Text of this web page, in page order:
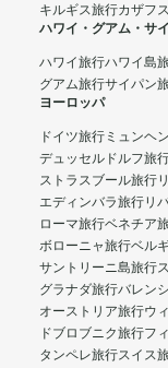
キルギス旅行カザフ
ハワイ・グアム・サ
ハワイ旅行ハワイ島
グアム旅行サイパン
ヨーロッパ
ドイツ旅行 ミュンヘ
デュッセルドルフ旅
ストラスブール旅行
エディンバラ旅行リ
ローマ旅行ベネチア
ボローニャ旅行ベル
サントリーニ島旅行
グラナダ旅行バレン
オーストリア旅行ウ
ドブロブニク旅行フ
タンペレ旅行スイス